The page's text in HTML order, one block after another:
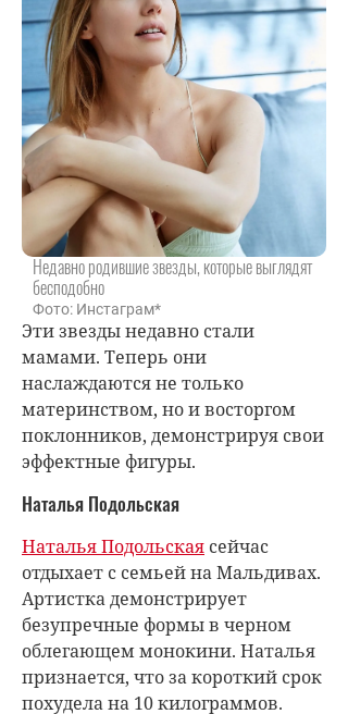
Недавно родившие звезды, которые выглядят
бесподобно
Фото: Инстаграм*
Эти звезды недавно стали
мамами. Теперь они
наслаждаются не только
материнством, но и восторгом
поклонников, демонстрируя свои
эффектные фигуры.
Наталья Подольская
Наталья Подольская сейчас
отдыхает с семьей на Мальдивах.
Артистка демонстрирует
безупречные формы в черном
облегающем монокини. Наталья
признается, что за короткий срок
похудела на 10 килограммов.